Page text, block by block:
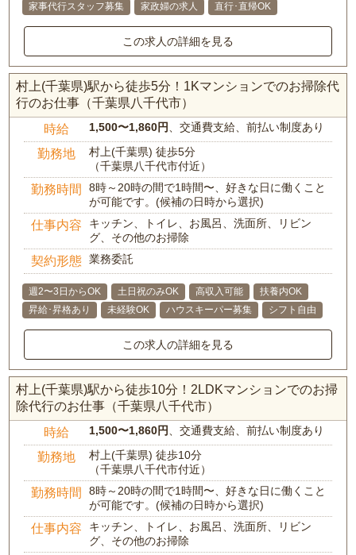
家事代行スタッフ募集
家政婦の求人 直行･直帰OK
この求人の詳細を見る
村上(千葉県)駅から徒歩5分！1Kマンションでのお掃除代
行のお仕事（千葉県八千代市）
時給 1,500〜1,860円、交通費支給、前払い制度あり
勤務地
村上(千葉県) 徒歩5分
（千葉県八千代市付近）
勤務時間
8時～20時の間で1時間〜、好きな日に働くこと
が可能です。(候補の日時から選択)
仕事内容
キッチン、トイレ、お風呂、洗面所、リビン
グ、その他のお掃除
契約形態 業務委託
週2〜3日からOK 土日祝のみOK 高収入可能
扶養内OK
昇給･昇格あり
未経験OK ハウスキーパー募集 シフト自由
この求人の詳細を見る
村上(千葉県)駅から徒歩10分！2LDKマンションでのお掃
除代行のお仕事（千葉県八千代市）
時給 1,500〜1,860円、交通費支給、前払い制度あり
勤務地
村上(千葉県) 徒歩10分
（千葉県八千代市付近）
勤務時間
8時～20時の間で1時間〜、好きな日に働くこと
が可能です。(候補の日時から選択)
仕事内容
キッチン、トイレ、お風呂、洗面所、リビン
グ、その他のお掃除